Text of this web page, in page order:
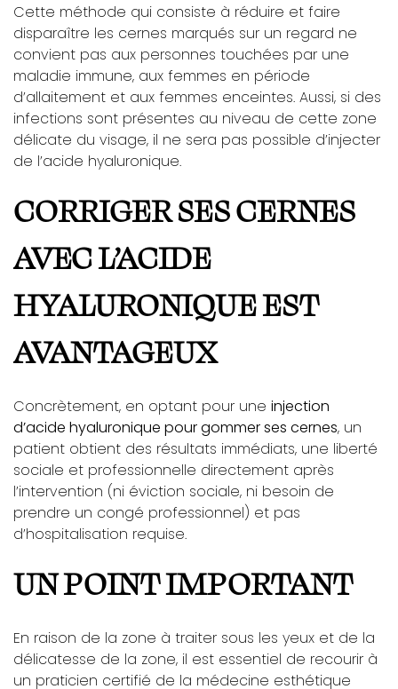
Cette méthode qui consiste à réduire et faire
disparaître les cernes marqués sur un regard ne
convient pas aux personnes touchées par une
maladie immune, aux femmes en période
d’allaitement et aux femmes enceintes. Aussi, si des
infections sont présentes au niveau de cette zone
délicate du visage, il ne sera pas possible d’injecter
de l’acide hyaluronique.
CORRIGER SES CERNES
AVEC L’ACIDE
HYALURONIQUE EST
AVANTAGEUX
Concrètement, en optant pour une injection
d’acide hyaluronique pour gommer ses cernes, un
patient obtient des résultats immédiats, une liberté
sociale et professionnelle directement après
l’intervention (ni éviction sociale, ni besoin de
prendre un congé professionnel) et pas
d’hospitalisation requise.
UN POINT IMPORTANT
En raison de la zone à traiter sous les yeux et de la
délicatesse de la zone, il est essentiel de recourir à
un praticien certifié de la médecine esthétique